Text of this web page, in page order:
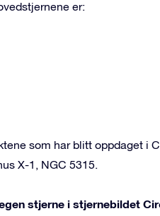
er:
som har blitt oppdaget i
X-1, NGC 5315.
stjerne i stjernebildet